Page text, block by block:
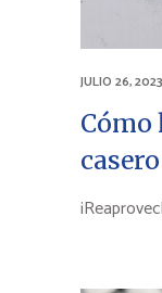
JULIO 26, 2023
Cómo
casero